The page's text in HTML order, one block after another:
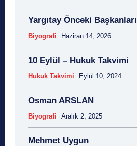
Yargıtay Önceki Başkanları
Biyografi Haziran 14, 2026
10 Eylül – Hukuk Takvimi
Hukuk Takvimi Eylül 10, 2024
Osman ARSLAN
Biyografi Aralık 2, 2025
Mehmet Uygun